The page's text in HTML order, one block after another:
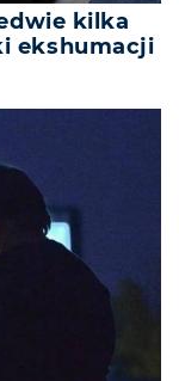
kilka
ekshumacji